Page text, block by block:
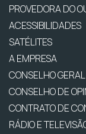
PROVEDORA DO
ACESSIBILIDADES
SATÉLITES
A EMPRESA
CONSELHO
CONSELHO DE
CONTRATO DE
RÁDIO E